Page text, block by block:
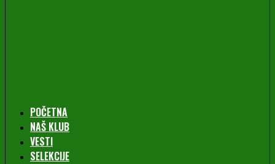
POČETNA
NAŠ KLUB
VESTI
SELEKCIJE